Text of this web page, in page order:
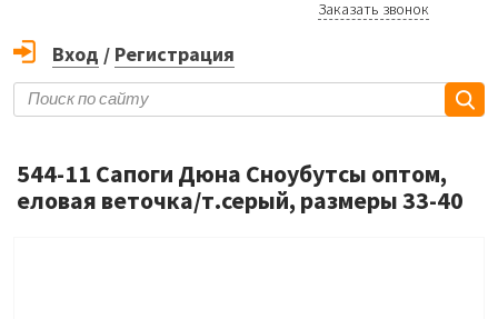
Заказать звонок
Вход / Регистрация
544-11 Сапоги Дюна Сноубутсы оптом,
еловая веточка/т.серый, размеры 33-40